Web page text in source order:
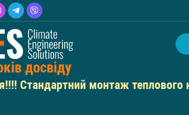
досвіду
Стандартний монтаж теплового